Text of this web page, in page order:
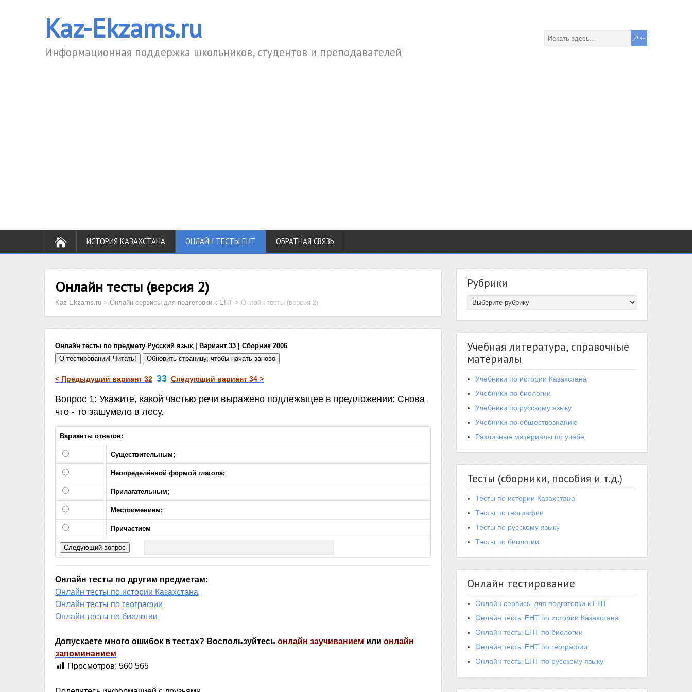
Kaz-Ekzams.ru
Информационная поддержка школьников, студентов и преподавателей
ИСТОРИЯ КАЗАХСТАНА ОНЛАЙН ТЕСТЫ ЕНТ ОБРАТНАЯ СВЯЗЬ
Онлайн тесты (версия 2)
Kaz-Ekzams.ru > Онлайн сервисы для подготовки к ЕНТ > Онлайн тесты (версия 2)
Онлайн тесты по предмету Русский язык | Вариант 33 | Сборник 2006
< Предыдущий вариант 32 33 Следующий вариант 34 >
Вопрос 1: Укажите, какой частью речи выражено подлежащее в предложении: Снова
что - то зашумело в лесу.
Варианты ответов:
Существительным;
Неопределённой формой глагола;
Прилагательным;
Местоимением;
Причастием
Онлайн тесты по другим предметам:
Онлайн тесты по истории Казахстана
Онлайн тесты по географии
Онлайн тесты по биологии
Допускаете много ошибок в тестах? Воспользуйтесь онлайн заучиванием или онлайн
запоминанием
Просмотров: 560 565
Рубрики
Учебная литература, справочные
материалы
Учебники по истории Казахстана
Учебники по биологии
Учебники по русскому языку
Учебники по обществознанию
Различные материалы по учебе
Тесты (сборники, пособия и т.д.)
Тесты по истории Казахстана
Тесты по географии
Тесты по русскому языку
Тесты по биологии
Онлайн тестирование
Онлайн сервисы для подготовки к ЕНТ
Онлайн тесты ЕНТ по истории Казахстана
Онлайн тесты ЕНТ по биологии
Онлайн тесты ЕНТ по географии
Онлайн тесты ЕНТ по русскому языку